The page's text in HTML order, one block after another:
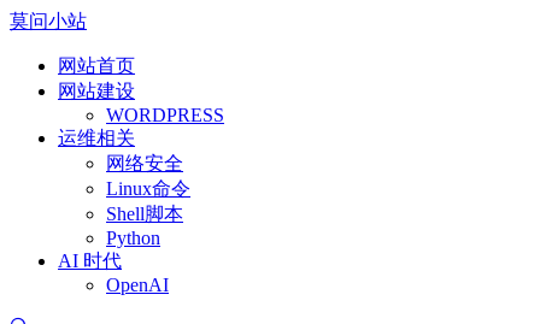
莫问小站
网站首页
网站建设
WORDPRESS
运维相关
网络安全
Linux命令
Shell脚本
Python
AI 时代
OpenAI